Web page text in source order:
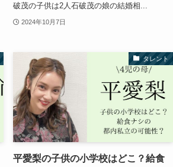
破茂の子供は2人石破茂の娘の結婚相...
2024年10月7日
タレント
平愛梨の子供の小学校はどこ？給食